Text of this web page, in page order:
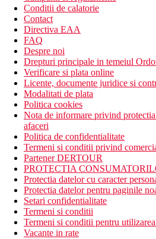
Conditii de calatorie
Contact
Directiva EAA
FAQ
Despre noi
Drepturi principale in temeiul
Verificare si plata online
Licente, documente juridice si
Modalitati de plata
Politica cookies
Nota de informare privind
afaceri
Politica de confidentialitate
Termeni si conditii privind
Partener DERTOUR
PROTECTIA
Protectia datelor cu caracter
Protectia datelor pentru paginile
Setari confidentialitate
Termeni si conditii
Termeni si conditii pentru
Vacante in rate